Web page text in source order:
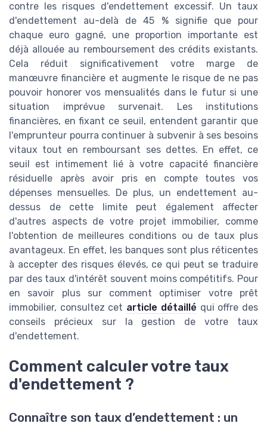
contre les risques d'endettement excessif. Un taux
d'endettement au-delà de 45 % signifie que pour
chaque euro gagné, une proportion importante est
déjà allouée au remboursement des crédits existants.
Cela réduit significativement votre marge de
manœuvre financière et augmente le risque de ne pas
pouvoir honorer vos mensualités dans le futur si une
situation imprévue survenait. Les institutions
financières, en fixant ce seuil, entendent garantir que
l'emprunteur pourra continuer à subvenir à ses besoins
vitaux tout en remboursant ses dettes. En effet, ce
seuil est intimement lié à votre capacité financière
résiduelle après avoir pris en compte toutes vos
dépenses mensuelles. De plus, un endettement au-
dessus de cette limite peut également affecter
d'autres aspects de votre projet immobilier, comme
l'obtention de meilleures conditions ou de taux plus
avantageux. En effet, les banques sont plus réticentes
à accepter des risques élevés, ce qui peut se traduire
par des taux d'intérêt souvent moins compétitifs. Pour
en savoir plus sur comment optimiser votre prêt
immobilier, consultez cet article détaillé qui offre des
conseils précieux sur la gestion de votre taux
d'endettement.
Comment calculer votre taux
d'endettement ?
Connaître son taux d’endettement : un